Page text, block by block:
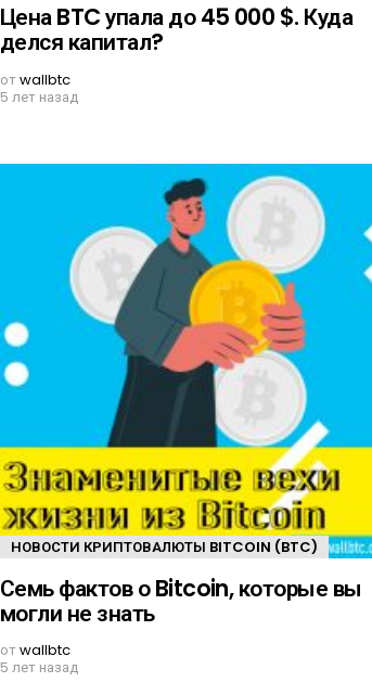
Цена BTC упала до 45 000 $. Куда
делся капитал?
отwallbtc
5 лет назад
НОВОСТИ КРИПТОВАЛЮТЫ BITCOIN (BTC)
Семь фактов о Bitcoin, которые вы
могли не знать
отwallbtc
5 лет назад